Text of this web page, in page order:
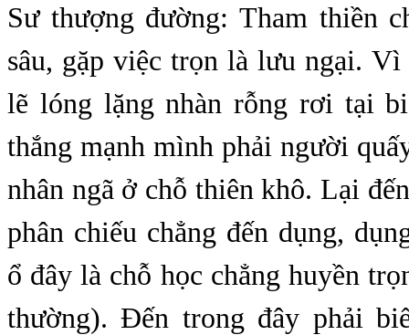
Sư thượng đường: Tham thiền
sâu, gặp việc trọn là lưu ngại.
lẽ lóng lặng nhàn rỗng rơi tại
thắng mạnh mình phải người
nhân ngã ở chỗ thiên khô. Lại
phân chiếu chẳng đến dụng,
ổ đây là chỗ học chẳng huyền
thường). Đến trong đây phải